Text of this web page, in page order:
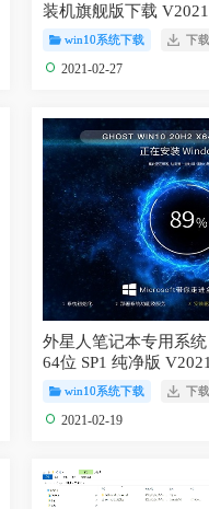
装机旗舰版下载
win10系统下载 下载
2021-02-27
外星人笔记本专用系统
64位 SP1 纯净版
win10系统下载 下载
2021-02-19